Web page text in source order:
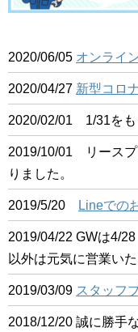
2020/06/05 オンライ
2020/04/27 新型コロ
2020/02/01 1/31をも
2019/10/01 リースプ
りました。
2019/5/20 Lineでの
2019/04/22 GWは4/28
以外は元気に営業いた
2019/03/09 スタッフ
2018/12/20 誠に勝手